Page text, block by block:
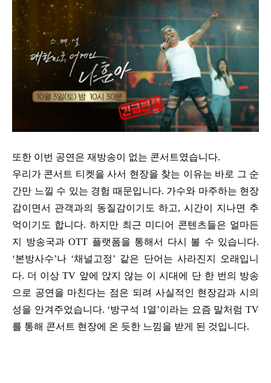
또한 이번 공연은 재방송이 없는 콘서트였습니다.
우리가 콘서트 티켓을 사서 현장을 찾는 이유는 바로 그 순
간만 느낄 수 있는 경험 때문입니다. 가수와 마주하는 현장
감이면서 관객과의 동질감이기도 하고, 시간이 지나면 추
억이기도 합니다. 하지만 최근 미디어 콘텐츠들은 얼마든
지 방송국과 OTT 플랫폼을 통해서 다시 볼 수 있습니다.
‘본방사수’나 ‘채널고정’ 같은 단어는 사라진지 오래입니
다. 더 이상 TV 앞에 앉지 않는 이 시대에 단 한 번의 방송
으로 공연을 마친다는 점은 되려 사실적인 현장감과 시의
성을 안겨주었습니다. ‘방구석 1열’이라는 요즘 말처럼 TV
를 통해 콘서트 현장에 온 듯한 느낌을 받게 된 것입니다.